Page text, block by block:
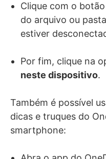
Clique com o
do arquivo ou
estiver
Por fim, clique na
neste dispositivo.
Também é possível
dicas e truques do
smartphone: